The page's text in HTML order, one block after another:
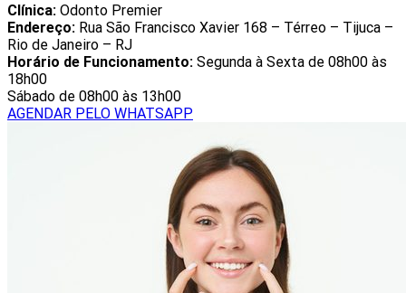
Clínica: Odonto Premier
Endereço: Rua São Francisco Xavier 168 – Térreo – Tijuca –
Rio de Janeiro – RJ
Horário de Funcionamento: Segunda à Sexta de 08h00 às
18h00
Sábado de 08h00 às 13h00
AGENDAR PELO WHATSAPP